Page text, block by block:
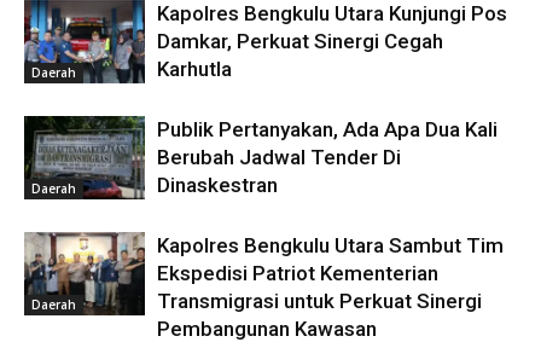
Daerah
Kapolres Bengkulu Utara Kunjungi Pos
Damkar, Perkuat Sinergi Cegah
Karhutla
Daerah
Publik Pertanyakan, Ada Apa Dua Kali
Berubah Jadwal Tender Di
Dinaskestran
Daerah
Kapolres Bengkulu Utara Sambut Tim
Ekspedisi Patriot Kementerian
Transmigrasi untuk Perkuat Sinergi
Pembangunan Kawasan